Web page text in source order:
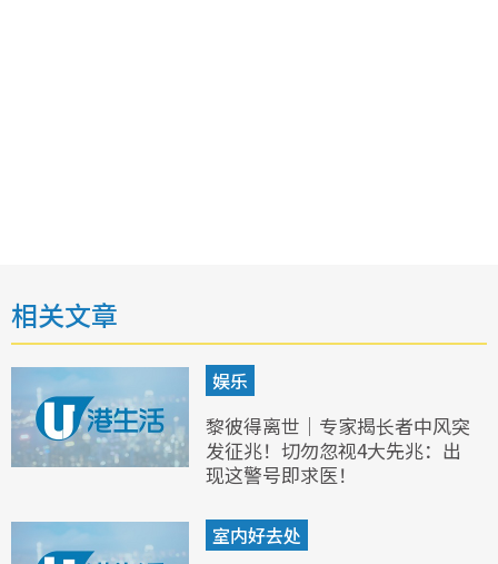
相关文章
娱乐
黎彼得离世｜专家揭长者中风突
发征兆！切勿忽视4大先兆：出
现这警号即求医！
室内好去处